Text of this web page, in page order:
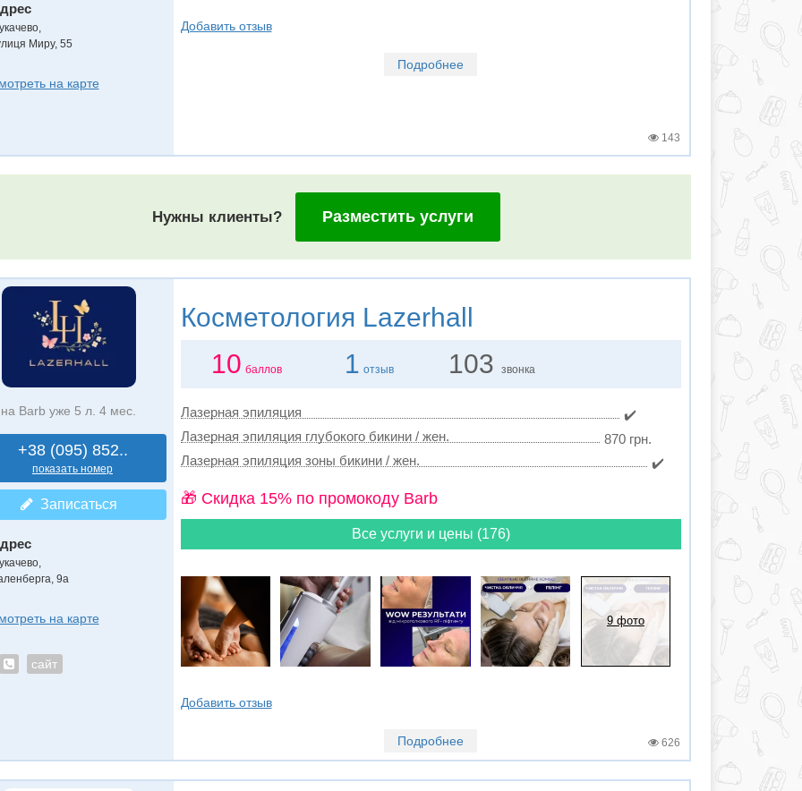
,
Миру, 55
на карте
Добавить отзыв
Подробнее
143
Нужны клиенты? Разместить услуги
на Barb уже 5 л. 4 мес.
+38 (095) 852..
показать номер
Записаться
,
9а
на карте
сайт
Косметология Lazerhall
10 баллов 1 отзыв 103 звонка
Лазерная эпиляция
✔️
Лазерная эпиляция глубокого бикини / жен.
870 грн.
Лазерная эпиляция зоны бикини / жен.
✔️
🎁 Cкидка 15% по промокоду Barb
Все услуги и цены (176)
9 фото
Добавить отзыв
Подробнее 626